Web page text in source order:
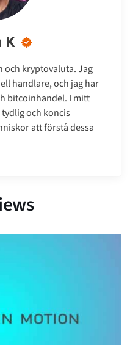
K
och kryptovaluta. Jag
handlare, och jag har
bitcoinhandel. I mitt
och koncis
att förstå dessa